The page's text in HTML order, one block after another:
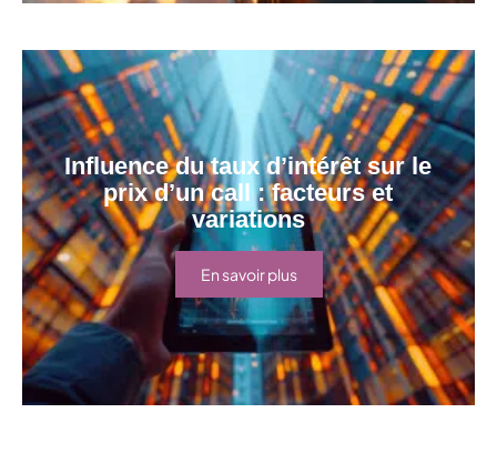
Influence du taux d’intérêt sur le
prix d’un call : facteurs et
variations
En savoir plus